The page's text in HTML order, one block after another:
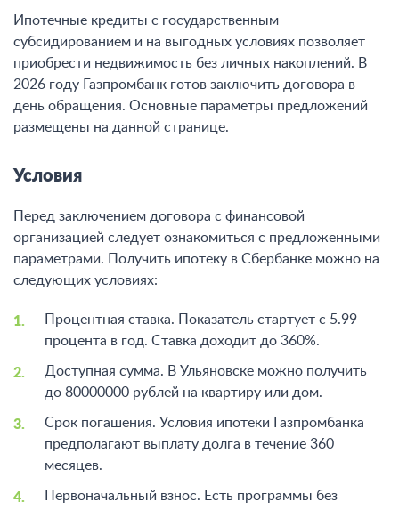
Ипотечные кредиты с государственным
субсидированием и на выгодных условиях позволяет
приобрести недвижимость без личных накоплений. В
2026 году Газпромбанк готов заключить договора в
день обращения. Основные параметры предложений
размещены на данной странице.
Условия
Перед заключением договора с финансовой
организацией следует ознакомиться с предложенными
параметрами. Получить ипотеку в Сбербанке можно на
следующих условиях:
Процентная ставка. Показатель стартует с 5.99
процента в год. Ставка доходит до 360%.
Доступная сумма. В Ульяновске можно получить
до 80000000 рублей на квартиру или дом.
Срок погашения. Условия ипотеки Газпромбанка
предполагают выплату долга в течение 360
месяцев.
Первоначальный взнос. Есть программы без